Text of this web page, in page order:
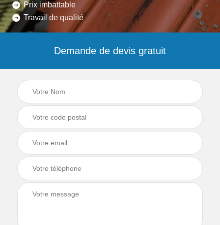
Prix imbattable
Travail de qualité
Demande de devis gratuit